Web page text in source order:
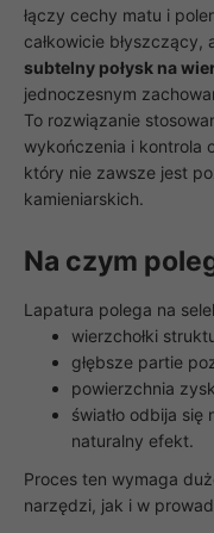
łączy cechy matu i
całkowicie
subtelny połysk na
jednoczesnym
To rozwiązanie
wykończenia i kontrola
który nie zawsze jest
kamieniarskich.
Na czym
Lapatura polega na
wierzchołki
głębsze partie
powierzchnia
światło odbija
naturalny efekt.
Proces ten wymaga
narzędzi, jak i w